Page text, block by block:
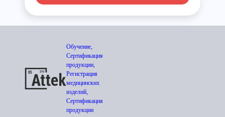
Обучение,
Сертификация
продукции,
Регистрация
медицинских
изделий,
Сертификация
продукции